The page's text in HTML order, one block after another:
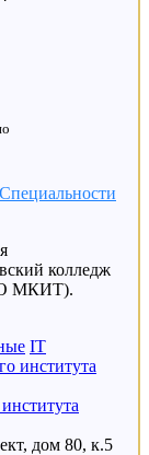
Специальности
колледж
МКИТ).
IT
дом 80, к.5